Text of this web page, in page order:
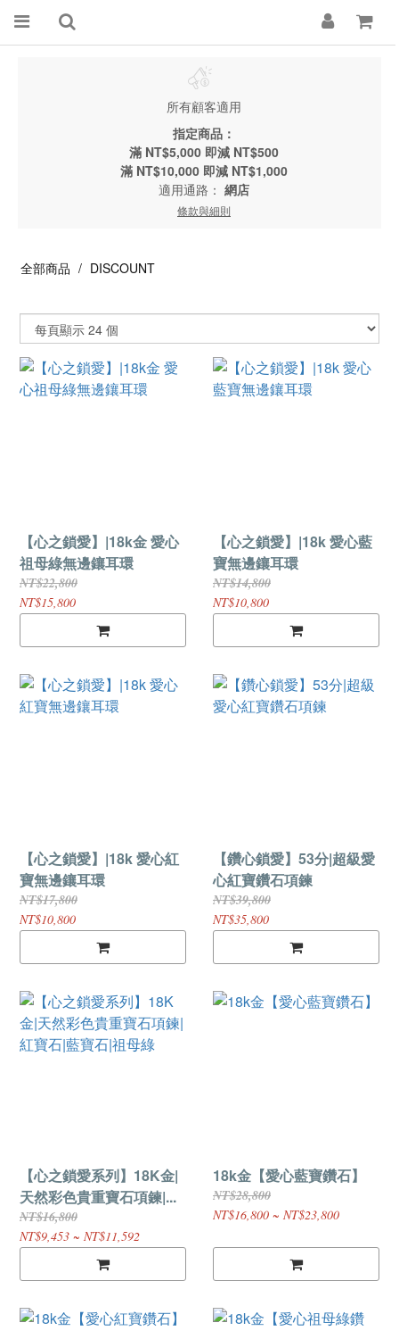
所有顧客適用
指定商品：
滿 NT$5,000 即減 NT$500
滿 NT$10,000 即減 NT$1,000
適用通路： 網店
條款與細則
全部商品 DISCOUNT
【心之鎖愛】|18k金 愛心
祖母綠無邊鑲耳環
NT$22,800
NT$15,800
【心之鎖愛】|18k 愛心藍
寶無邊鑲耳環
NT$14,800
NT$10,800
【心之鎖愛】|18k 愛心紅
寶無邊鑲耳環
NT$17,800
NT$10,800
【鑽心鎖愛】53分|超級愛
心紅寶鑽石項鍊
NT$39,800
NT$35,800
【心之鎖愛系列】18K金|
天然彩色貴重寶石項鍊|...
NT$16,800
NT$9,453 ~ NT$11,592
18k金【愛心藍寶鑽石】
NT$28,800
NT$16,800 ~ NT$23,800